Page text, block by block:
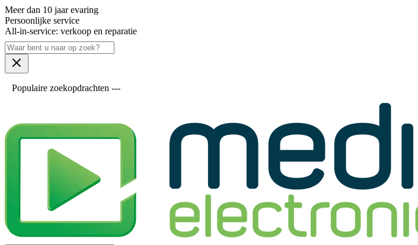
Meer dan 10 jaar evaring
Persoonlijke service
All-in-service: verkoop en reparatie
Populaire zoekopdrachten ---